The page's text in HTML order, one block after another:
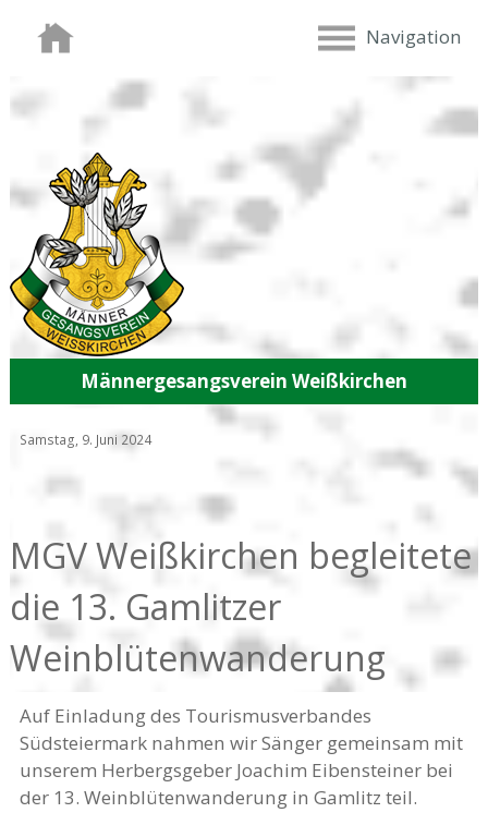
Navigation
Männergesangsverein Weißkirchen
Samstag, 9. Juni 2024
MGV Weißkirchen begleitete
die 13. Gamlitzer
Weinblütenwanderung
Auf Einladung des Tourismusverbandes
Südsteiermark nahmen wir Sänger gemeinsam mit
unserem Herbergsgeber Joachim Eibensteiner bei
der 13. Weinblütenwanderung in Gamlitz teil.